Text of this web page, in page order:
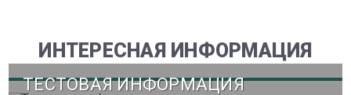
ИНТЕРЕСНАЯ ИНФОРМАЦИЯ
ТЕСТОВАЯ ИНФОРМАЦИЯ